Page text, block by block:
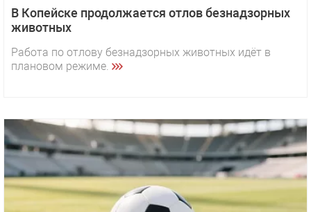
В Копейске продолжается отлов безнадзорных
животных
Работа по отлову безнадзорных животных идёт в
плановом режиме.